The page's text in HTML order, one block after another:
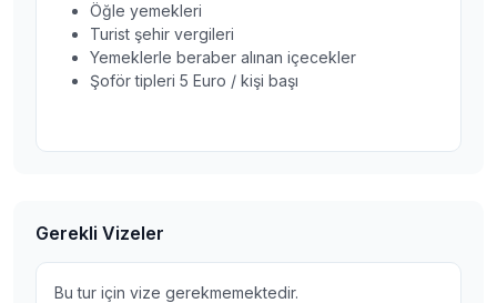
Öğle yemekleri
Turist şehir vergileri
Yemeklerle beraber alınan içecekler
Şoför tipleri 5 Euro / kişi başı
Gerekli Vizeler
Bu tur için vize gerekmemektedir.